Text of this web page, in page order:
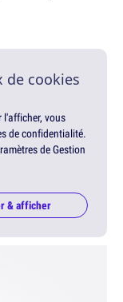
de cookies
l'afficher, vous
de confidentialité.
de Gestion
& afficher